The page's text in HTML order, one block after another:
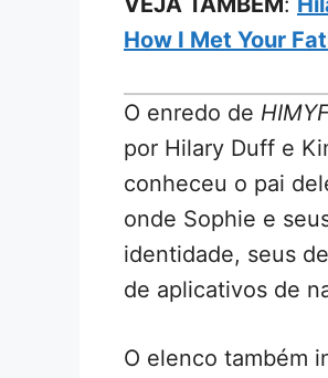
How I Met Your
O enredo de
por Hilary Duff e
conheceu o pai
onde Sophie e
identidade, seus
de aplicativos de
O elenco também